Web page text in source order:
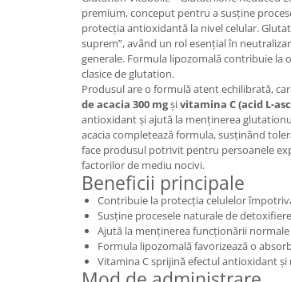
premium, conceput pentru a susține
protecția antioxidantă la nivel celular.
suprem”, având un rol esențial în
generale. Formula lipozomală contribuie la
clasice de glutation.
Produsul are o formulă atent echilibrată,
de acacia 300 mgșivitamina C (acid L-
antioxidant și ajută la menținerea
acacia completează formula, susținând
face produsul potrivit pentru persoanele
factorilor de mediu nocivi.
Beneficii principale
Contribuie la protecția celulelor
Susține procesele naturale de
Ajută la menținerea funcționării
Formula lipozomală favorizează o
Vitamina C sprijină efectul antioxidant